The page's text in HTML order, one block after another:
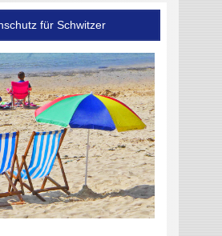
für Schwitzer